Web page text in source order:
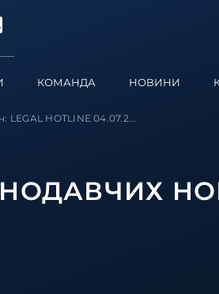
КОМАНДА НОВИНИ
LEGAL HOTLINЕ 04.07.2...